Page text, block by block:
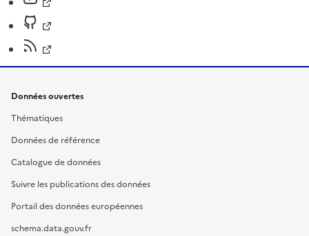
Données ouvertes
Thématiques
Données de référence
Catalogue de données
Suivre les publications des données
Portail des données européennes
schema.data.gouv.fr